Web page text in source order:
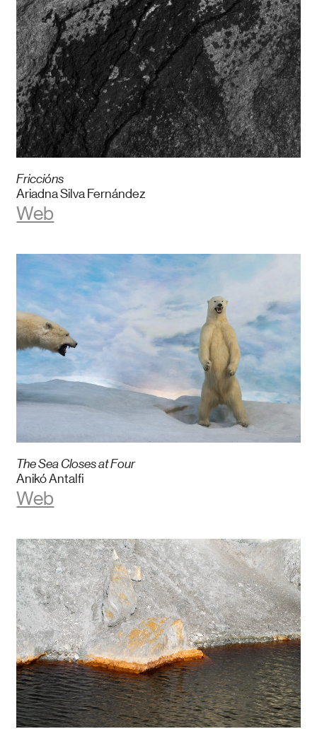
Friccións
Ariadna Silva Fernández
Web
The Sea Closes at Four
Anikó Antalfi
Web